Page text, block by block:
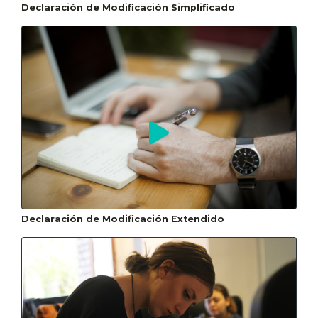
Declaración de Modificación Simplificado
Declaración de Modificación Extendido